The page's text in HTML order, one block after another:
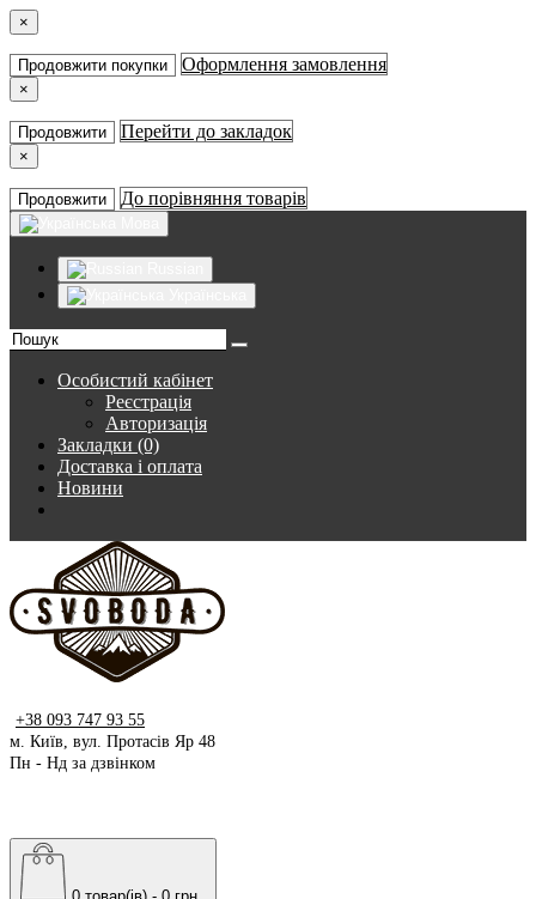
×
Продовжити покупки Оформлення замовлення
×
Продовжити Перейти до закладок
×
Продовжити До порівняння товарів
Особистий кабінет
Реєстрація
Авторизація
Закладки (0)
Доставка і оплата
Новини
+38 093 747 93 55
м. Київ, вул. Протасів Яр 48
Пн - Нд за дзвінком